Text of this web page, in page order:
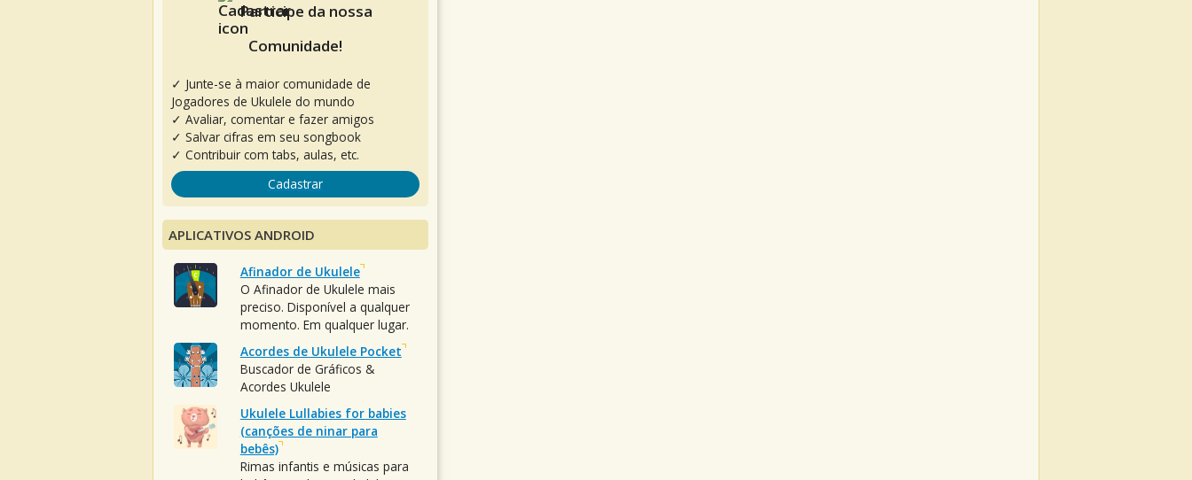
Participe da nossa
Comunidade!
✓ Junte-se à maior comunidade de
Jogadores de Ukulele do mundo
✓ Avaliar, comentar e fazer amigos
✓ Salvar cifras em seu songbook
✓ Contribuir com tabs, aulas, etc.
Cadastrar
APLICATIVOS ANDROID
Afinador de Ukulele
O Afinador de Ukulele mais
preciso. Disponível a qualquer
momento. Em qualquer lugar.
Acordes de Ukulele Pocket
Buscador de Gráficos &
Acordes Ukulele
Ukulele Lullabies for babies
(canções de ninar para
bebês)
Rimas infantis e músicas para